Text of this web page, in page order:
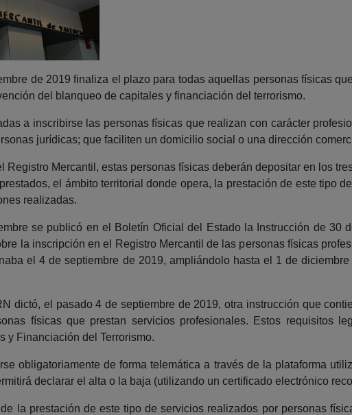
de 2019 finaliza el plazo para todas aquellas personas físicas
del blanqueo de capitales y financiación del terrorismo.
a inscribirse las personas físicas que realizan con carácter
jurídicas; que faciliten un domicilio social o una dirección
Registro Mercantil, estas personas físicas deberán depositar en los
el ámbito territorial donde opera, la prestación de este tipo
realizadas.
se publicó en el Boletín Oficial del Estado la Instrucción de 30
la inscripción en el Registro Mercantil de las personas físicas
el 4 de septiembre de 2019, ampliándolo hasta el 1 de
dictó, el pasado 4 de septiembre de 2019, otra instrucción que
físicas que prestan servicios profesionales. Estos requisitos
y Financiación del Terrorismo.
obligatoriamente de forma telemática a través de la plataforma
declarar el alta o la baja (utilizando un certificado electrónico
la prestación de este tipo de servicios realizados por personas